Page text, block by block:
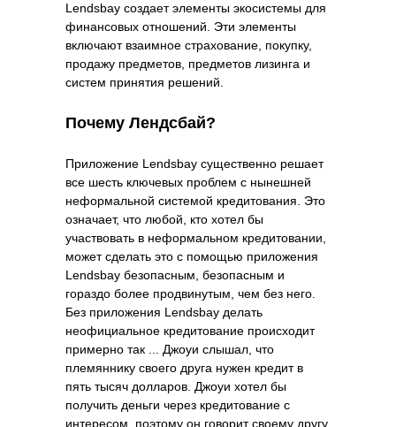
Lendsbay создает элементы экосистемы для
финансовых отношений. Эти элементы
включают взаимное страхование, покупку,
продажу предметов, предметов лизинга и
систем принятия решений.
Почему Лендсбай?
Приложение Lendsbay существенно решает
все шесть ключевых проблем с нынешней
неформальной системой кредитования. Это
означает, что любой, кто хотел бы
участвовать в неформальном кредитовании,
может сделать это с помощью приложения
Lendsbay безопасным, безопасным и
гораздо более продвинутым, чем без него.
Без приложения Lendsbay делать
неофициальное кредитование происходит
примерно так ... Джоуи слышал, что
племяннику своего друга нужен кредит в
пять тысяч долларов. Джоуи хотел бы
получить деньги через кредитование с
интересом, поэтому он говорит своему другу,